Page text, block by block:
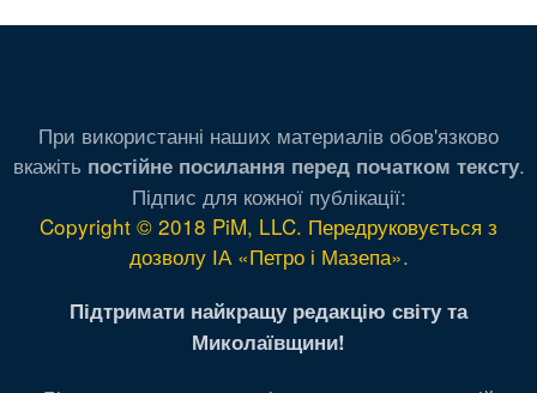
При використанні наших материалів обов'язково
вкажіть постійне посилання перед початком тексту.
Підпис для кожної публікації:
Copyright © 2018 PiM, LLC. Передруковується з
дозволу ІА «Петро і Мазепа».
Підтримати найкращу редакцію світу та
Миколаївщини!